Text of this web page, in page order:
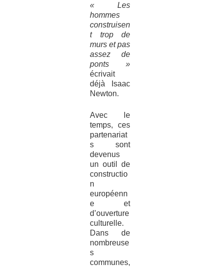
« Les
hommes
construisen
t trop de
murs et pas
assez de
ponts »
écrivait
déjà Isaac
Newton.
Avec le
temps, ces
partenariat
s sont
devenus
un outil de
constructio
n
européenn
e et
d’ouverture
culturelle.
Dans de
nombreuse
s
communes,